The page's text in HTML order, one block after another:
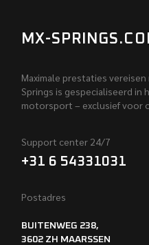
MX-
Maximale prestaties
Springs is gespecialiseerd in
motorsport – exclusief voor
Support center 24/7
+31 6 54331031
Postadres
BUITENWEG 238,
3602 ZH MAARSSEN